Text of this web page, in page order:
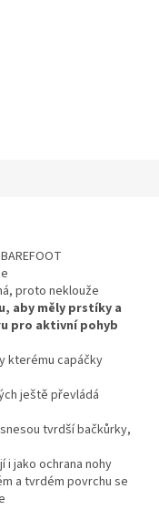
proto neklouže
aby měly prstíky a
pro aktivní pohyb
kterému capáčky
ještě převládá
tvrdší bačkůrky,
i jako ochrana nohy
a tvrdém povrchu se